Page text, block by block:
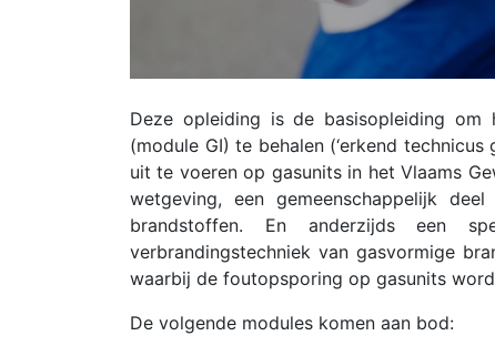
Deze opleiding is de basisopleiding
(module GI) te behalen (‘erkend
uit te voeren op gasunits in het Vlaams
wetgeving, een gemeenschappelijk
brandstoffen. En anderzijds een
verbrandingstechniek van gasvormige
waarbij de foutopsporing op gasunits
De volgende modules komen aan bod: